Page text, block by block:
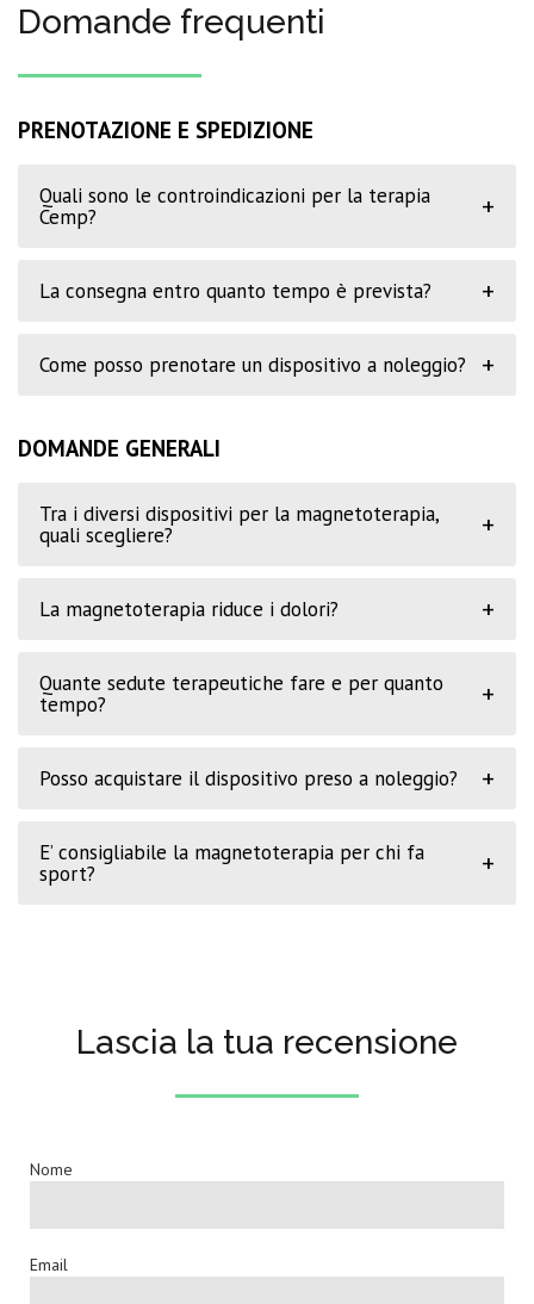
Domande frequenti
PRENOTAZIONE E SPEDIZIONE
Quali sono le controindicazioni per la terapia
Cemp?
+
La consegna entro quanto tempo è prevista? +
Come posso prenotare un dispositivo a noleggio? +
DOMANDE GENERALI
Tra i diversi dispositivi per la magnetoterapia,
quali scegliere?
+
La magnetoterapia riduce i dolori? +
Quante sedute terapeutiche fare e per quanto
tempo?
+
Posso acquistare il dispositivo preso a noleggio? +
E’ consigliabile la magnetoterapia per chi fa
sport?
+
Lascia la tua recensione
Nome
Email